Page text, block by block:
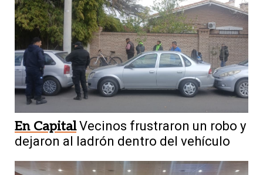
En Capital Vecinos frustraron un robo y
dejaron al ladrón dentro del vehículo